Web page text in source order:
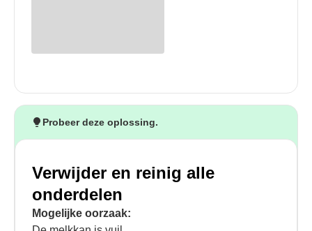
Probeer deze oplossing.
Verwijder en reinig alle
onderdelen
Mogelijke oorzaak: